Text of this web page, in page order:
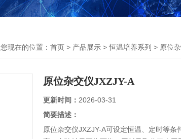
您现在的位置： 首页 > 产品展示 >恒温培养系列 > 原位
原位杂交仪JXZJY-A
更新时间： 2026-03-31
简要描述：
原位杂交仪JXZJY-A可设定恒温、定时等条